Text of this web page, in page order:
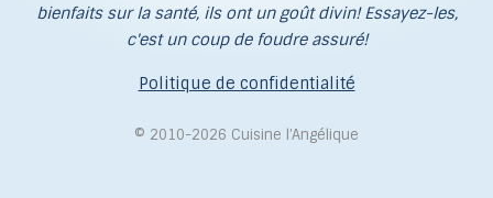
bienfaits sur la santé, ils ont un goût divin! Essayez-les,
c'est un coup de foudre assuré!
Politique de confidentialité
© 2010-2026 Cuisine l’Angélique